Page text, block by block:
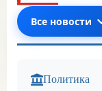
Все новости
Политика